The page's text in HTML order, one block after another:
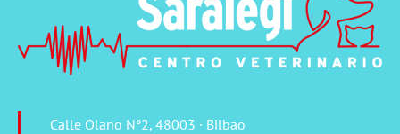
Calle Olano Nº2, 48003 · Bilbao